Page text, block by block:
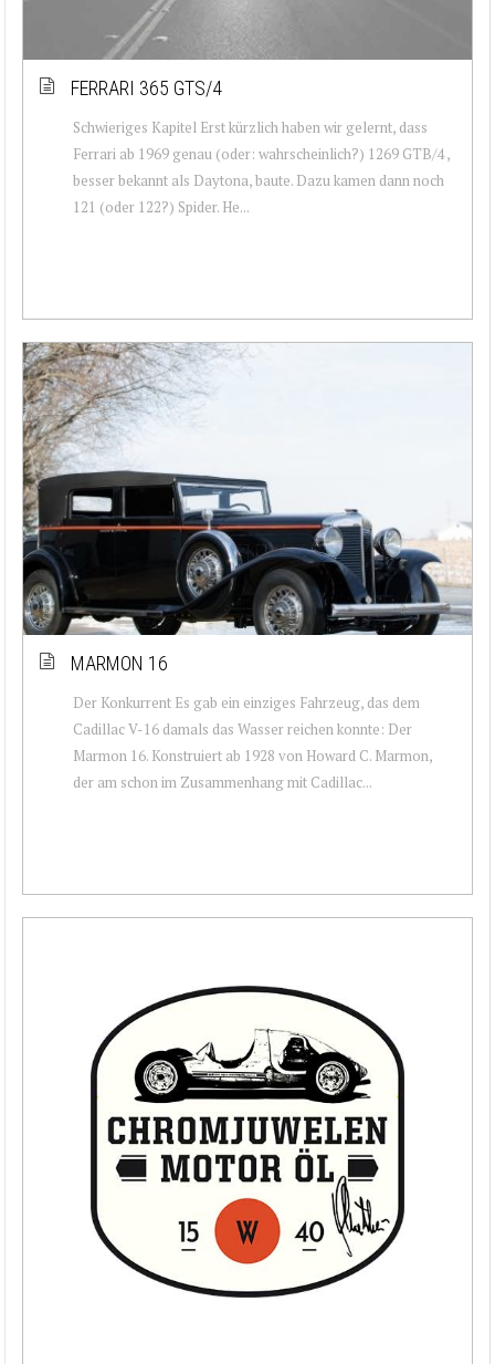
FERRARI 365 GTS/4
Schwieriges Kapitel Erst kürzlich haben wir gelernt, dass
Ferrari ab 1969 genau (oder: wahrscheinlich?) 1269 GTB/4 ,
besser bekannt als Daytona, baute. Dazu kamen dann noch
121 (oder 122?) Spider. He...
MARMON 16
Der Konkurrent Es gab ein einziges Fahrzeug, das dem
Cadillac V-16 damals das Wasser reichen konnte: Der
Marmon 16. Konstruiert ab 1928 von Howard C. Marmon,
der am schon im Zusammenhang mit Cadillac...